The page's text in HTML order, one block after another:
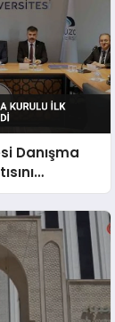
Danışma